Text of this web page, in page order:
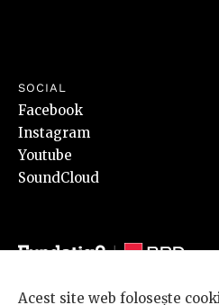
SOCIAL
Facebook
Instagram
Youtube
SoundCloud
Acest site web folosește